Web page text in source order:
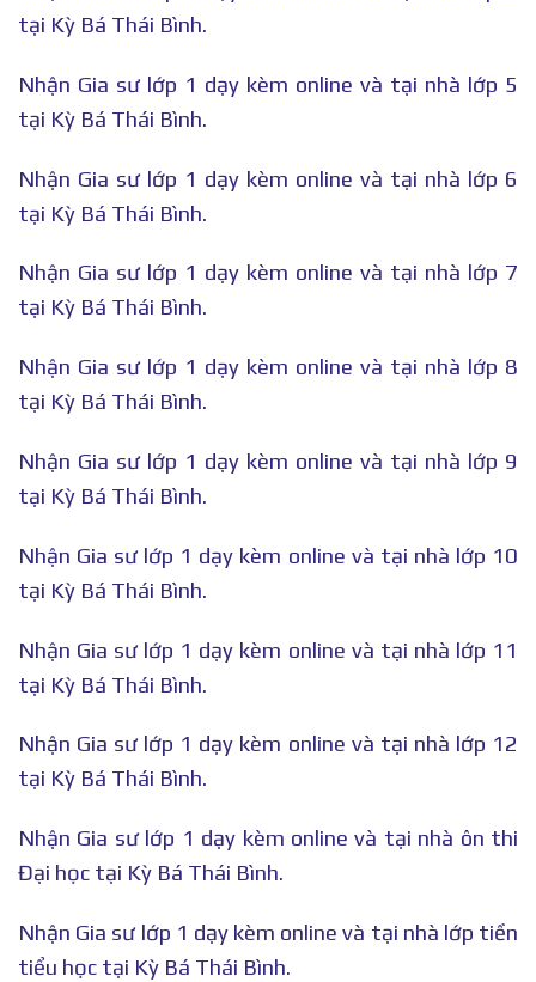
tại Kỳ Bá Thái Bình.
Nhận Gia sư lớp 1 dạy kèm online và tại nhà lớp 5
tại Kỳ Bá Thái Bình.
Nhận Gia sư lớp 1 dạy kèm online và tại nhà lớp 6
tại Kỳ Bá Thái Bình.
Nhận Gia sư lớp 1 dạy kèm online và tại nhà lớp 7
tại Kỳ Bá Thái Bình.
Nhận Gia sư lớp 1 dạy kèm online và tại nhà lớp 8
tại Kỳ Bá Thái Bình.
Nhận Gia sư lớp 1 dạy kèm online và tại nhà lớp 9
tại Kỳ Bá Thái Bình.
Nhận Gia sư lớp 1 dạy kèm online và tại nhà lớp 10
tại Kỳ Bá Thái Bình.
Nhận Gia sư lớp 1 dạy kèm online và tại nhà lớp 11
tại Kỳ Bá Thái Bình.
Nhận Gia sư lớp 1 dạy kèm online và tại nhà lớp 12
tại Kỳ Bá Thái Bình.
Nhận Gia sư lớp 1 dạy kèm online và tại nhà ôn thi
Đại học tại Kỳ Bá Thái Bình.
Nhận Gia sư lớp 1 dạy kèm online và tại nhà lớp tiền
tiểu học tại Kỳ Bá Thái Bình.